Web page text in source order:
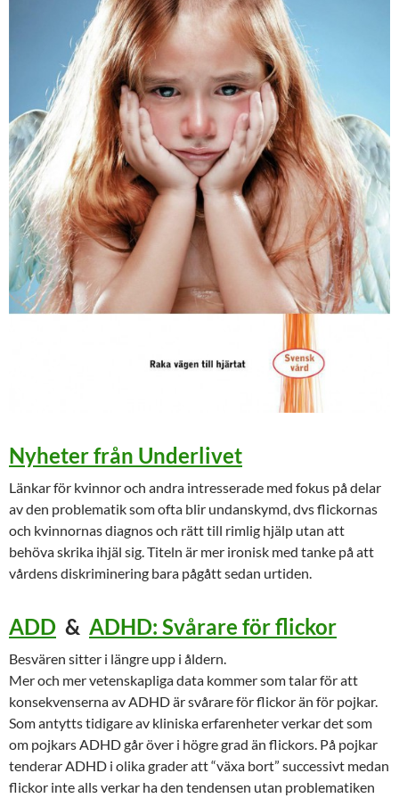
Nyheter från Underlivet
Länkar för kvinnor och andra intresserade med fokus på delar
av den problematik som ofta blir undanskymd, dvs flickornas
och kvinnornas diagnos och rätt till rimlig hjälp utan att
behöva skrika ihjäl sig. Titeln är mer ironisk med tanke på att
vårdens diskriminering bara pågått sedan urtiden.
ADD & ADHD: Svårare för flickor
Besvären sitter i längre upp i åldern.
Mer och mer vetenskapliga data kommer som talar för att
konsekvenserna av ADHD är svårare för flickor än för pojkar.
Som antytts tidigare av kliniska erfarenheter verkar det som
om pojkars ADHD går över i högre grad än flickors. På pojkar
tenderar ADHD i olika grader att “växa bort” successivt medan
flickor inte alls verkar ha den tendensen utan problematiken